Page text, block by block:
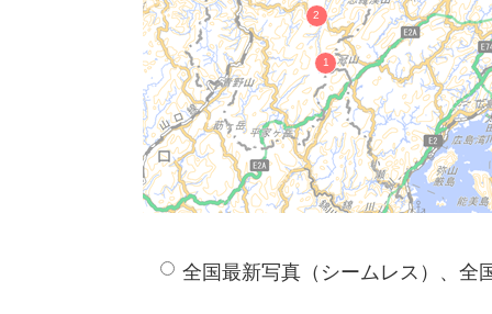
全国最新写真（シームレス）、全